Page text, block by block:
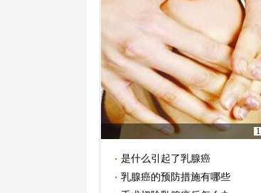
1
是什么引起了乳腺癌
乳腺癌的预防措施有哪些